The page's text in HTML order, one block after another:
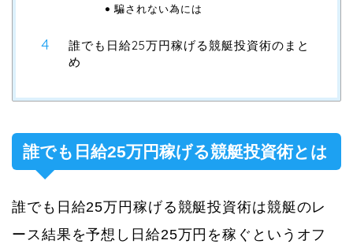
騙されない為には
誰でも日給25万円稼げる競艇投資術のまと
め
誰でも日給25万円稼げる競艇投資術とは
誰でも日給25万円稼げる競艇投資術は競艇のレ
ース結果を予想し日給25万円を稼ぐというオフ